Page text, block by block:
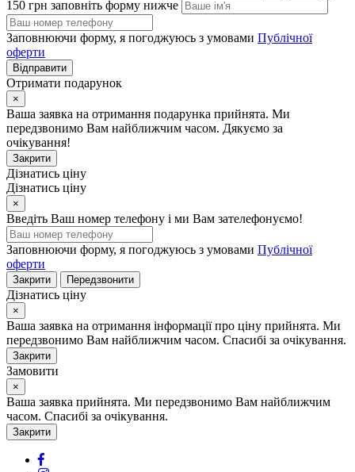
150 грн заповніть форму нижче
Заповнюючи форму, я погоджуюсь з умовами Публічної
оферти
Відправити
Отримати подарунок
×
Ваша заявка на отримання подарунка прийнята. Ми
передзвонимо Вам найближчим часом. Дякуємо за
очікування!
Закрити
Дізнатись ціну
Дізнатись ціну
×
Введіть Ваш номер телефону і ми Вам зателефонуємо!
Заповнюючи форму, я погоджуюсь з умовами Публічної
оферти
Закрити Передзвонити
Дізнатись ціну
×
Ваша заявка на отримання інформації про ціну прийнята. Ми
передзвонимо Вам найближчим часом. Спасибі за очікування.
Закрити
Замовити
×
Ваша заявка прийнята. Ми передзвонимо Вам найближчим
часом. Спасибі за очікування.
Закрити